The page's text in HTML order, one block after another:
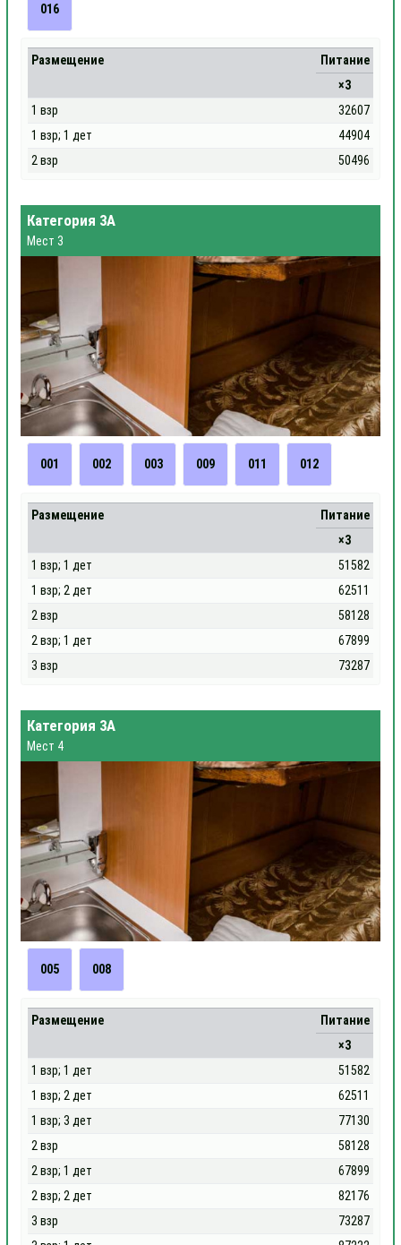
016
Размещение
Питание
×3
1 взр
32607
1 взр; 1 дет
44904
2 взр
50496
Категория 3А
Мест 3
001 002 003 009 011 012
Размещение
Питание
×3
1 взр; 1 дет
51582
1 взр; 2 дет
62511
2 взр
58128
2 взр; 1 дет
67899
3 взр
73287
Категория 3А
Мест 4
005 008
Размещение
Питание
×3
1 взр; 1 дет
51582
1 взр; 2 дет
62511
1 взр; 3 дет
77130
2 взр
58128
2 взр; 1 дет
67899
2 взр; 2 дет
82176
3 взр
73287